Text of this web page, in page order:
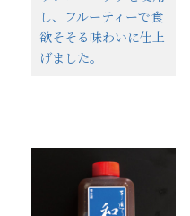
し、フルーティーで食
欲そそる味わいに仕上
げました。